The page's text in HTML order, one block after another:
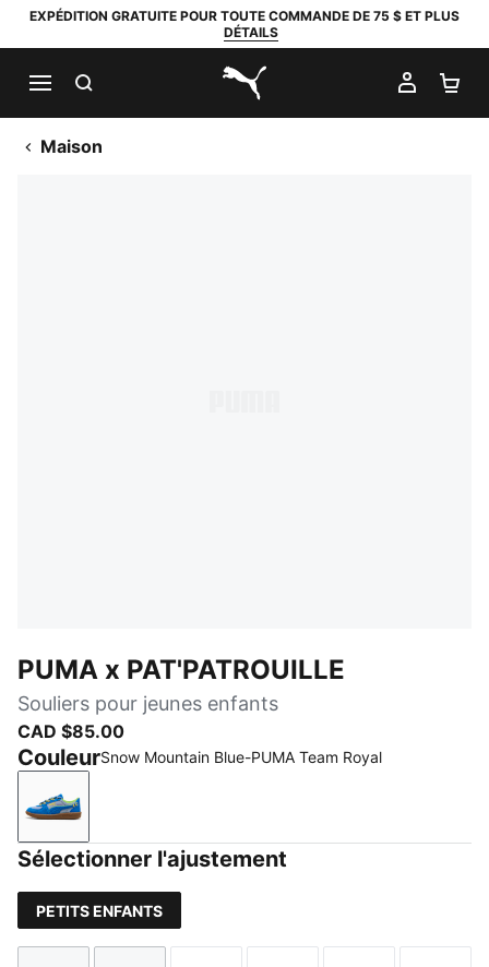
EXPÉDITION GRATUITE POUR TOUTE COMMANDE DE 75 $ ET PLUS
DÉTAILS
PUMA.com
MON
Maison
PUMA x PAT'PATROUILLE
Souliers pour jeunes enfants
CAD $85.00
CouleurSnow Mountain Blue-PUMA Team Royal
Snow Mountain Blue-PUMA Team Royal
Sélectionner l'ajustement
PETITS ENFANTS